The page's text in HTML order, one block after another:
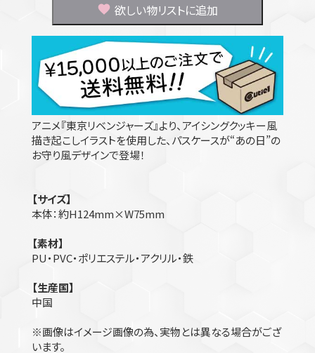
欲しい物リストに追加
アニメ『東京リベンジャーズ』より、アイシングクッキー風
描き起こしイラストを使用した、パスケースが“あの日”の
お守り風デザインで登場！
【サイズ】
本体：約H124mm×W75mm
【素材】
PU・PVC・ポリエステル・アクリル・鉄
【生産国】
中国
※画像はイメージ画像の為、実物とは異なる場合がござ
います。